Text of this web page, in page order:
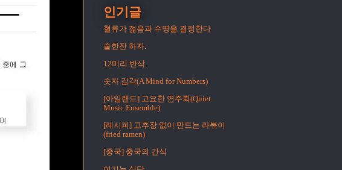
인기글
혈류가 젊음과 수명을 결정한다
술한잔 하자.
12미리 반삭.
숫자 감각(A Mind for Numbers)
[아일랜드] 고요한 연주회(Quiet
Music Ensemble)
[레시피] 고추장 없이 만드는 라볶이
(fried ramen)
[중국] 중국의 간식